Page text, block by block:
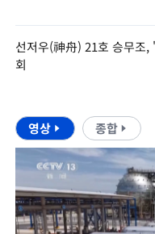
선저우(神舟) 21호 승무조
회
영상 종합